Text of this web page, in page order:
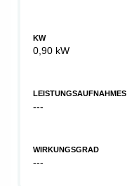
KW
0,90 kW
LEISTUNGSAUFNAHMES
---
WIRKUNGSGRAD
---